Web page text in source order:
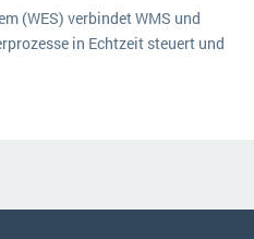
(WES) verbindet WMS und
in Echtzeit steuert und